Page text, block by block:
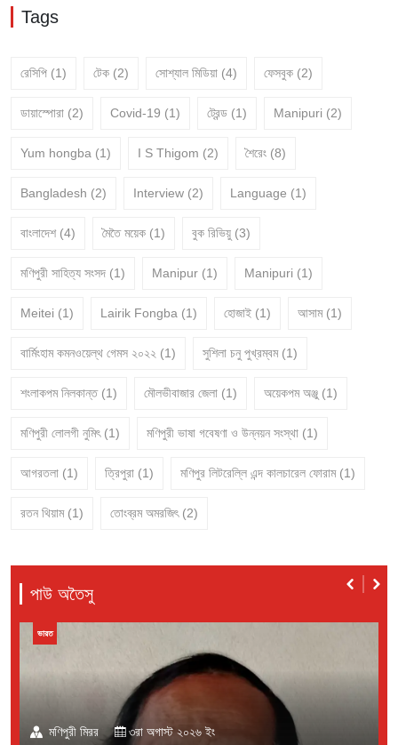
Tags
রেসিপি (1) টেক (2) সোশ্যাল মিডিয়া (4) ফেসবুক (2)
ডায়াস্পোরা (2) Covid-19 (1) ট্রেন্ড (1) Manipuri (2)
Yum hongba (1) I S Thigom (2) শৈরেং (8)
Bangladesh (2) Interview (2) Language (1)
বাংলাদেশ (4) মৈতৈ ময়েক (1) বুক রিভিয়ু (3)
মণিপুরী সাহিত্য সংসদ (1) Manipur (1) Manipuri (1)
Meitei (1) Lairik Fongba (1) হোজাই (1) আসাম (1)
বার্মিংহাম কমনওয়েল্থ গেমস ২০২২ (1) সুশিলা চনু পুখ্রম্বম (1)
শংলাকপম নিলকান্ত (1) মৌলভীবাজার জেলা (1) অয়েকপম অঞ্জু (1)
মণিপুরী লোলগী নুমিৎ (1) মণিপুরী ভাষা গবেষণা ও উন্নয়ন সংস্থা (1)
আগরতলা (1) ত্রিপুরা (1) মণিপুর লিটরেল্লি এন্দ কালচারেল ফোরাম (1)
রতন থিয়াম (1) তোংব্রম অমরজিৎ (2)
পাউ অতৈসু
মণিপুরী মিরর ১লা অগাস্ট ২০২৬ ইং
বাংলাদেশ